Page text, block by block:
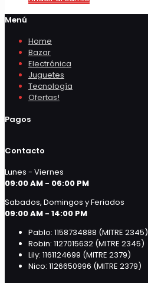
Menú
Home
Bazar
Electrónica
Juguetes
Tecnología
Ofertas!
Pagos
Contacto
Lunes - Viernes
09:00 AM - 06:00 PM
Sabados, Domingos y Feriados
09:00 AM - 14:00 PM
Pablo: 1158734888 (MITRE 2345)
Robin: 1127015632 (MITRE 2345)
Lily: 1161124699 (MITRE 2379)
Nico: 1126650996 (MITRE 2379)